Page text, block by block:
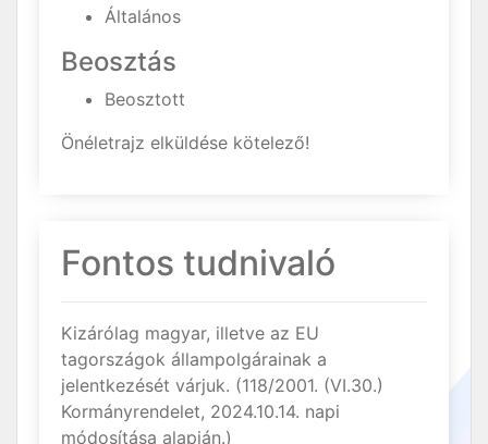
Általános
Beosztás
Beosztott
Önéletrajz elküldése kötelező!
Fontos tudnivaló
Kizárólag magyar, illetve az EU
tagországok állampolgárainak a
jelentkezését várjuk. (118/2001. (VI.30.)
Kormányrendelet, 2024.10.14. napi
módosítása alapján.)